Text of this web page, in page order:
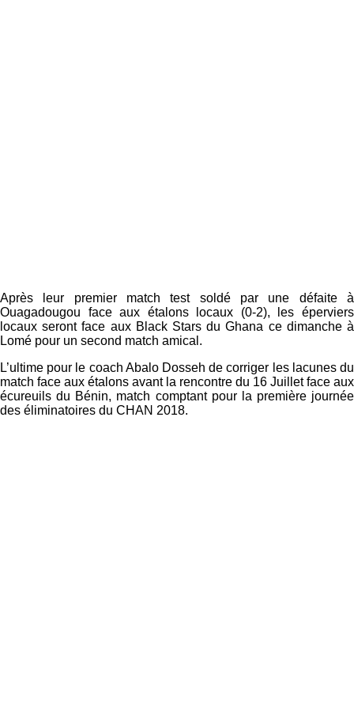
Après leur premier match test soldé par une défaite à
Ouagadougou face aux étalons locaux (0-2), les éperviers
locaux seront face aux Black Stars du Ghana ce dimanche à
Lomé pour un second match amical.
L’ultime pour le coach Abalo Dosseh de corriger les lacunes du
match face aux étalons avant la rencontre du 16 Juillet face aux
écureuils du Bénin, match comptant pour la première journée
des éliminatoires du CHAN 2018.